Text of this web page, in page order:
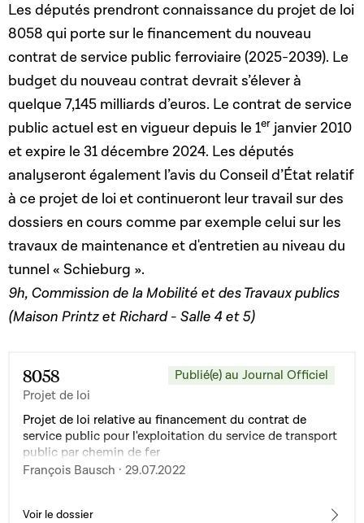
Les députés prendront connaissance du projet de loi
8058 qui porte sur le financement du nouveau
contrat de service public ferroviaire (2025-2039). Le
budget du nouveau contrat devrait s’élever à
quelque 7,145 milliards d’euros. Le contrat de service
public actuel est en vigueur depuis le 1er janvier 2010
et expire le 31 décembre 2024. Les députés
analyseront également l’avis du Conseil d’État relatif
à ce projet de loi et continueront leur travail sur des
dossiers en cours comme par exemple celui sur les
travaux de maintenance et d'entretien au niveau du
tunnel « Schieburg ».
9h, Commission de la Mobilité et des Travaux publics
(Maison Printz et Richard - Salle 4 et 5)
8058
Projet de loi
Publié(e) au Journal Officiel
Projet de loi relative au financement du contrat de
service public pour l'exploitation du service de transport
public par chemin de fer
François Bausch · 29.07.2022
Voir le dossier